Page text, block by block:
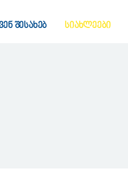
შესახებ სიახლეები